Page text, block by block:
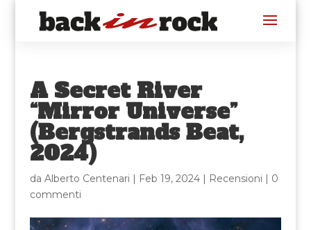
A Secret River
“Mirror Universe”
(Bergstrands Beat,
2024)
da Alberto Centenari | Feb 19, 2024| Recensioni | 0
commenti